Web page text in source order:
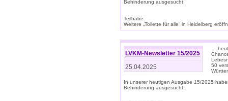
Behinderung ausgesucht:
Teilhabe
Weitere „Toilette für alle“ in Heidelberg
LVKM-Newsletter 15/2025
25.04.2025
…
50
In unserer heutigen Ausgabe 15/2025
Behinderung ausgesucht: